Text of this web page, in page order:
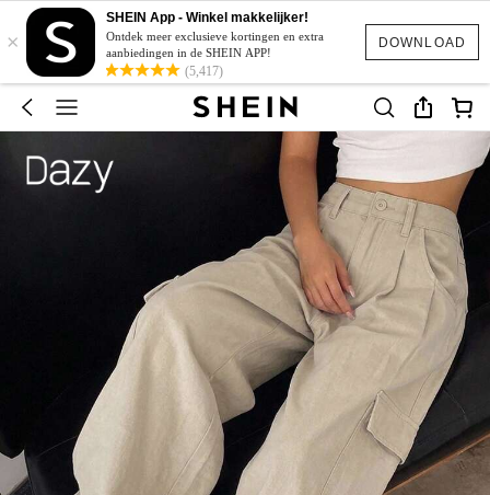
DOWNLOAD
×
SHEIN App - Winkel makkelijker!
Ontdek meer exclusieve kortingen en extra
aanbiedingen in de SHEIN APP!
(5,417)